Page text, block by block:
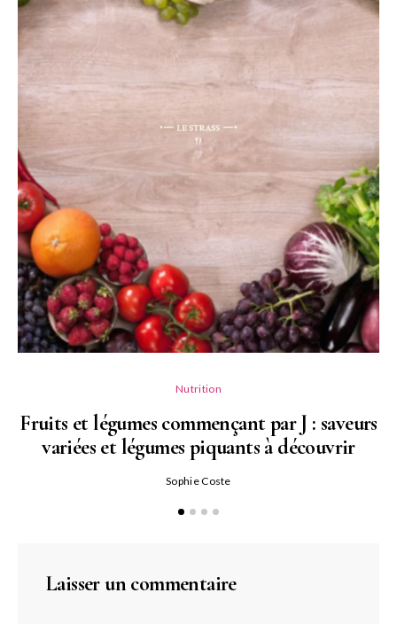
Nutrition
Fruits et légumes commençant par J : saveurs
variées et légumes piquants à découvrir
Sophie Coste
Laisser un commentaire